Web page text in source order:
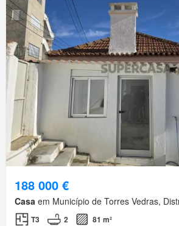
188 000 €
Casa em Município de Torres Vedras,
T3 2 81 m²